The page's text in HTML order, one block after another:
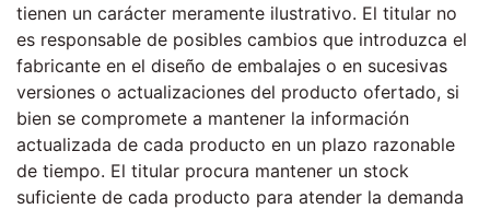
tienen un carácter meramente ilustrativo. El titular no
es responsable de posibles cambios que introduzca el
fabricante en el diseño de embalajes o en sucesivas
versiones o actualizaciones del producto ofertado, si
bien se compromete a mantener la información
actualizada de cada producto en un plazo razonable
de tiempo. El titular procura mantener un stock
suficiente de cada producto para atender la demanda